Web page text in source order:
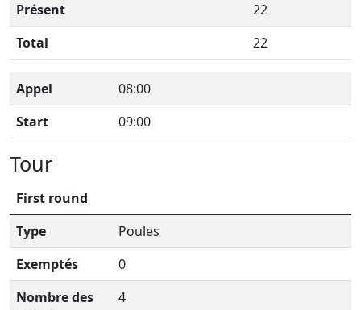
Présent
22
Total
22
Appel
08:00
Start
09:00
Tour
First round
Type
Poules
Exemptés
0
Nombre des
4